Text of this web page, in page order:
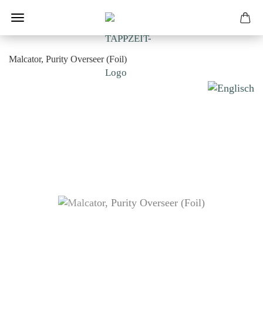
Malcator, Purity Overseer (Foil)